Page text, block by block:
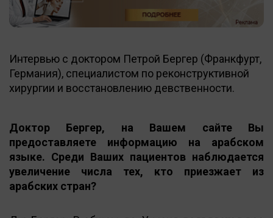
Интервью с доктором Петрой Бергер (Франкфурт,
Германия), специалистом по реконструктивной
хирургии и восстановлению девственности.
Доктор Бергер, на Вашем сайте Вы
предоставляете информацию на арабском
языке. Среди Ваших пациентов наблюдается
увеличение числа тех, кто приезжает из
арабских стран?